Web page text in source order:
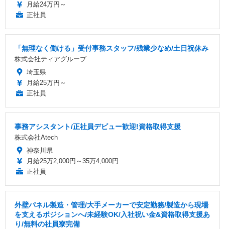
月給24万円～
正社員
「無理なく働ける」受付事務スタッフ/残業少なめ/土日祝休み
株式会社ティアグループ
埼玉県
月給25万円～
正社員
事務アシスタント/正社員デビュー歓迎!資格取得支援
株式会社Atech
神奈川県
月給25万2,000円～35万4,000円
正社員
外壁パネル製造・管理/大手メーカーで安定勤務/製造から現場
を支えるポジションへ/未経験OK/入社祝い金&資格取得支援あ
り/無料の社員寮完備